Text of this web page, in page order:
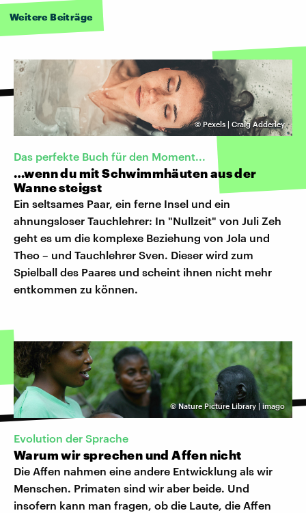
Weitere Beiträge
©Pexels | Craig Adderley
Das perfekte Buch für den Moment...
…wenn du mit Schwimmhäuten aus der
Wanne steigst
Ein seltsames Paar, ein ferne Insel und ein
ahnungsloser Tauchlehrer: In "Nullzeit" von Juli Zeh
geht es um die komplexe Beziehung von Jola und
Theo – und Tauchlehrer Sven. Dieser wird zum
Spielball des Paares und scheint ihnen nicht mehr
entkommen zu können.
©Nature Picture Library | imago
Evolution der Sprache
Warum wir sprechen und Affen nicht
Die Affen nahmen eine andere Entwicklung als wir
Menschen. Primaten sind wir aber beide. Und
insofern kann man fragen, ob die Laute, die Affen